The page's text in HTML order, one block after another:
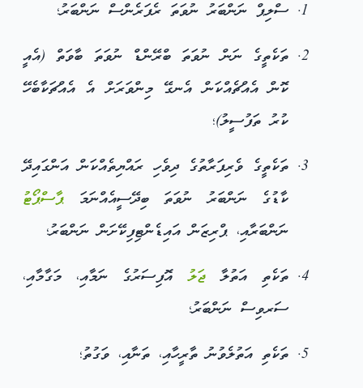
ސްލިޕް ނަންބަރު ނުވަތަ ރެފަރެންސް ނަންބަރު؛
ތަކެތީގެ ނަން ނުވަތަ ބްރޭންޑް ނުވަތަ ބާވަތް (އެއީ
ކޮން އެއްޗެއްކަން އެނގޭ މިންވަރަށް އެ އެއްޗަކާބެހޭ
ކުރު ތަފުސީލު)؛
ތަކެތީގެ ވެރިފަރާތުގެ ދިވެހި ރައްޔިތެއްކަން އަންގައިދޭ
ކާޑުގެ ނަންބަރު ނުވަތަ ބިދޭސީއެއްނަމަ ޕާސްޕޯޓު
ނަންބަރާއި، ޕްރިޒަން އައިޑެންޓިފިކޭށަން ނަންބަރު؛
ތަކެތި އަތުލާޖަލުއޮފިސަރުގެ ނަމާއި، މަގާމާއި،
ސަރވިސް ނަންބަރު؛
ތަކެތި އަތުލެވުނު ތާރީހާއި، ތަނާއި، ވަގުތު؛